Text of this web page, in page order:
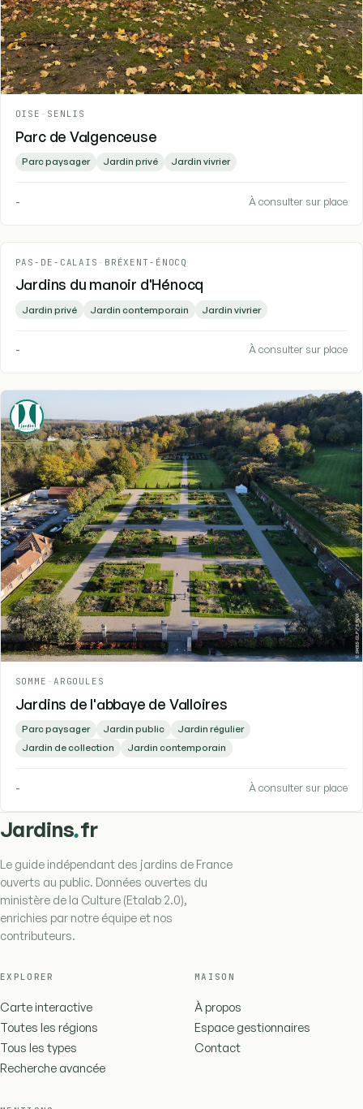
OISE - SENLIS
Parc de Valgenceuse
Parc paysager Jardin privé Jardin vivrier
- À consulter sur place
PAS-DE-CALAIS - BRÉXENT-ÉNOCQ
Jardins du manoir d'Hénocq
Jardin privé Jardin contemporain Jardin vivrier
- À consulter sur place
SOMME - ARGOULES
Jardins de l'abbaye de Valloires
Parc paysager Jardin public
Jardin régulier
Jardin de collection
Jardin contemporain
- À consulter sur place
Jardins.fr
Le guide indépendant des jardins de France
ouverts au public. Données ouvertes du
ministère de la Culture (Etalab 2.0),
enrichies par notre équipe et nos
contributeurs.
EXPLORER
Carte interactive
Toutes les régions
Tous les types
Recherche avancée
MAISON
À propos
Espace gestionnaires
Contact